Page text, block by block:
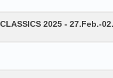
2025 - 27.Feb.-